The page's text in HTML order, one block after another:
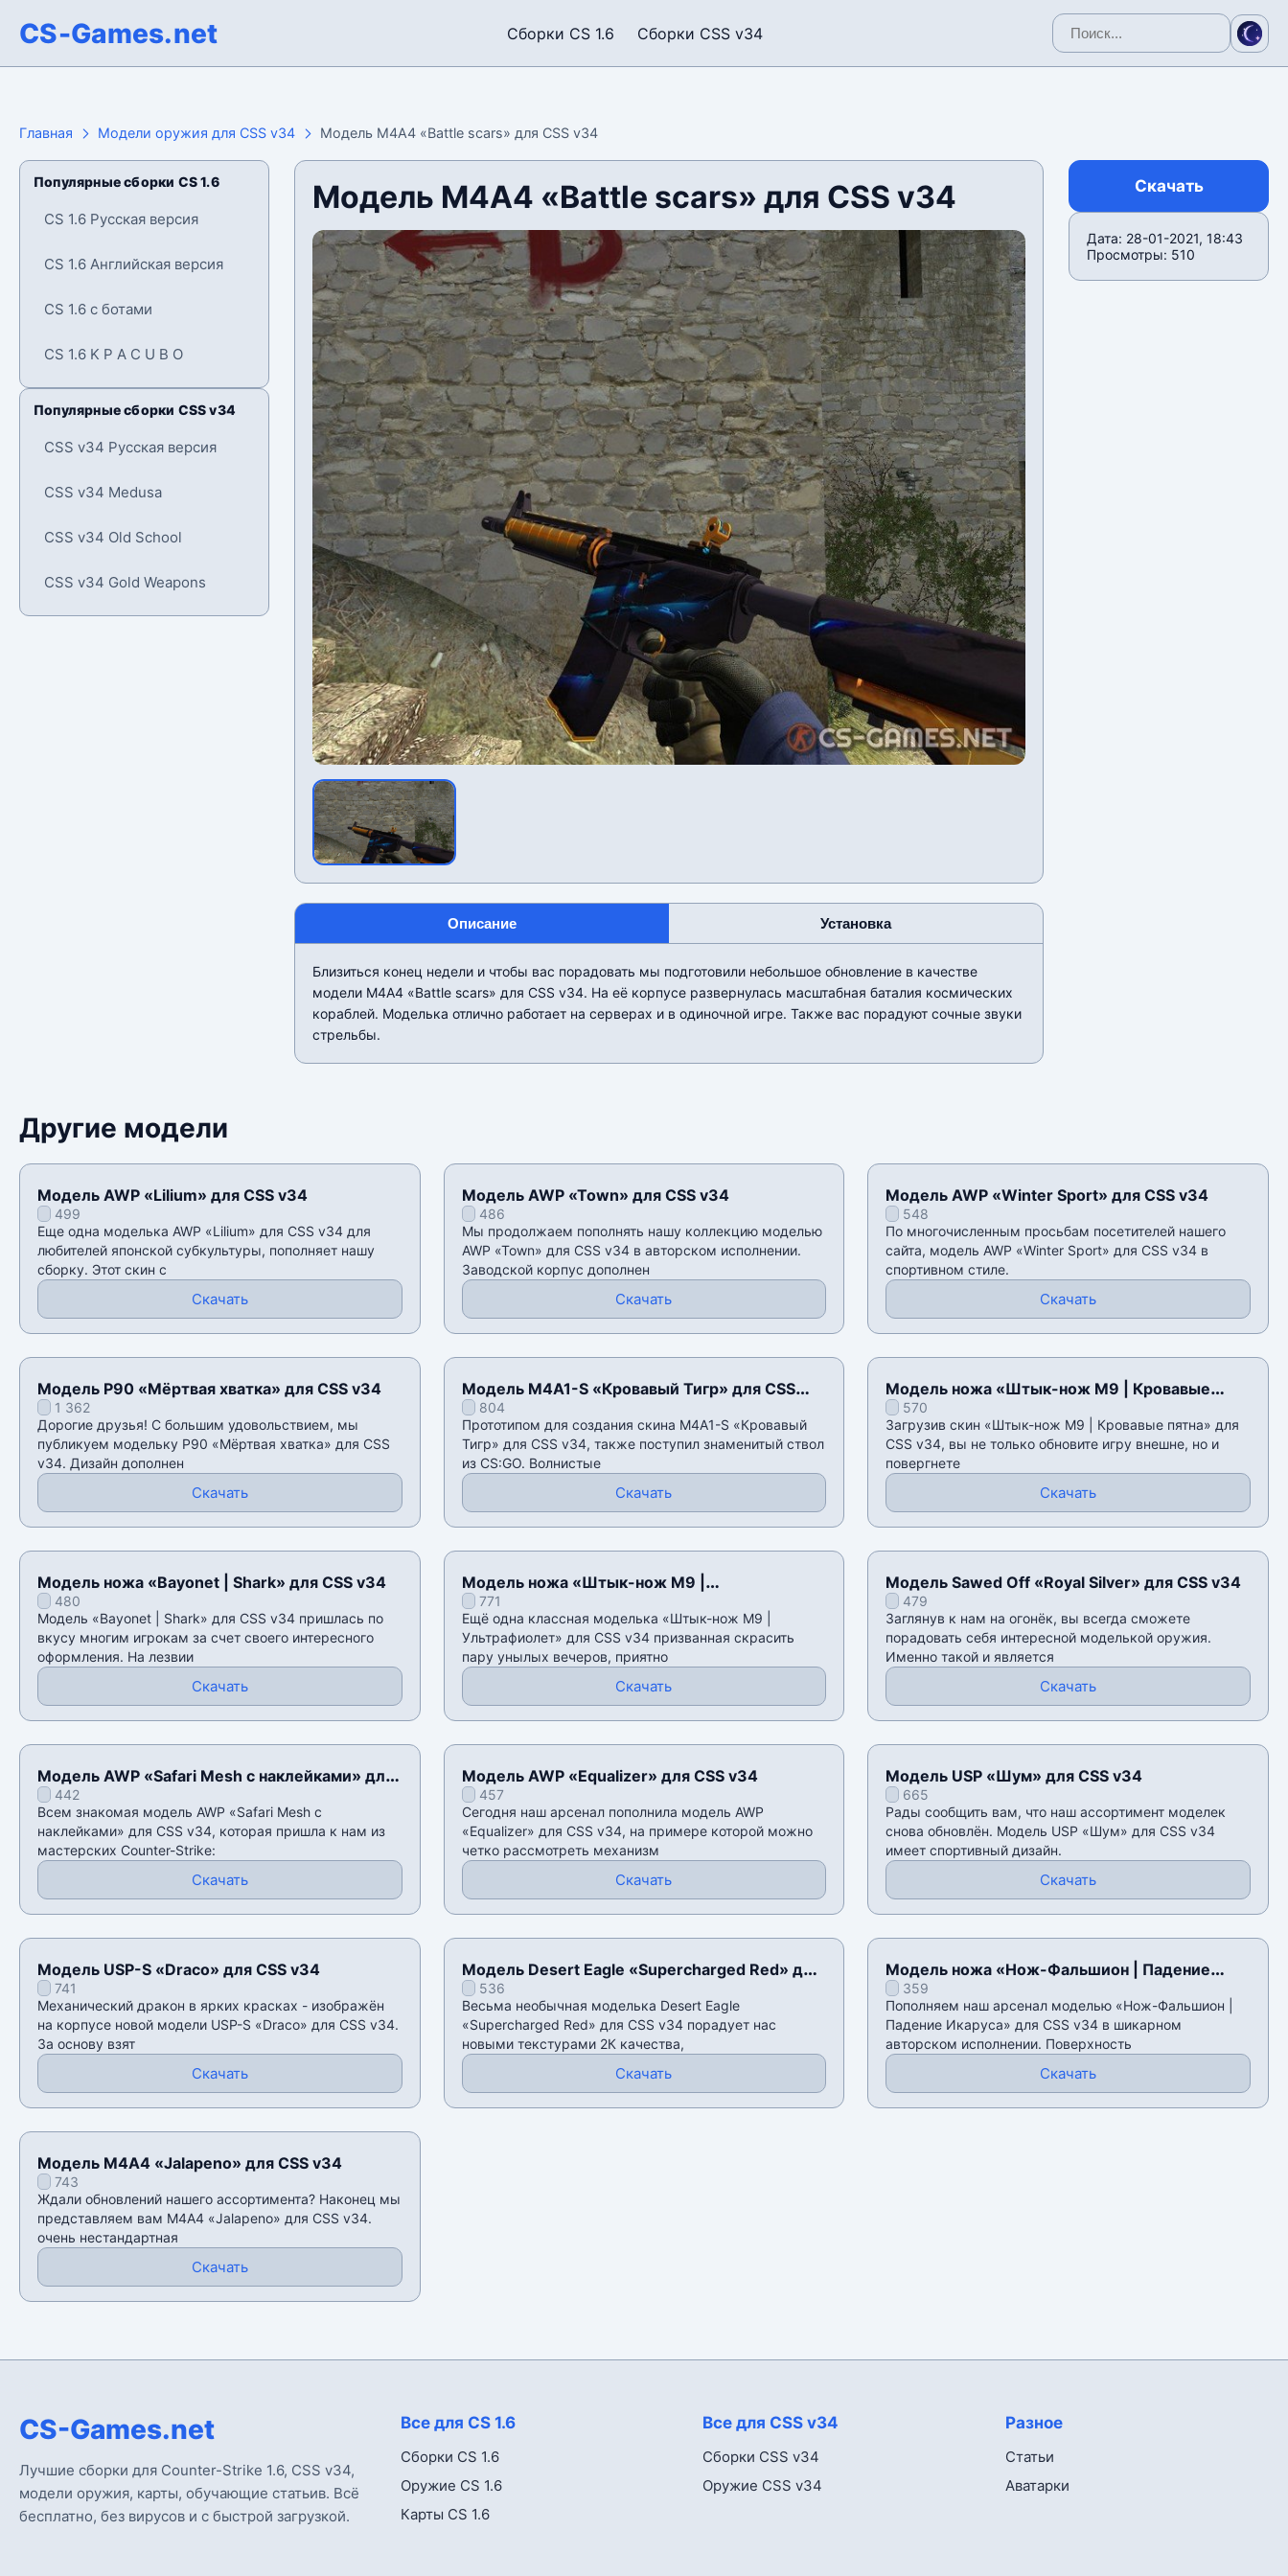
CS-Games.net Сборки CS 1.6 Сборки CSS v34
Главная Модели оружия для CSS v34 Модель М4А4 «Battle scars» для CSS v34
Популярные сборки CS 1.6
CS 1.6 Русская версия
CS 1.6 Английская версия
CS 1.6 с ботами
CS 1.6 K P A C U B O
Популярные сборки CSS v34
CSS v34 Русская версия
CSS v34 Medusa
CSS v34 Old School
CSS v34 Gold Weapons
Модель М4А4 «Battle scars» для CSS v34
Описание Установка
Близиться конец недели и чтобы вас порадовать мы подготовили небольшое обновление в качестве
модели М4А4 «Battle scars» для CSS v34. На её корпусе развернулась масштабная баталия космических
кораблей. Моделька отлично работает на серверах и в одиночной игре. Также вас порадуют сочные звуки
стрельбы.
Скачать
Дата: 28-01-2021, 18:43
Просмотры: 510
Другие модели
Модель AWP «Lilium» для CSS v34
499
Еще одна моделька AWP «Lilium» для CSS v34 для
любителей японской субкультуры, пополняет нашу
сборку. Этот скин с
Скачать
Модель AWP «Town» для CSS v34
486
Мы продолжаем пополнять нашу коллекцию моделью
AWP «Town» для CSS v34 в авторском исполнении.
Заводской корпус дополнен
Скачать
Модель AWP «Winter Sport» для CSS v34
548
По многочисленным просьбам посетителей нашего
сайта, модель AWP «Winter Sport» для CSS v34 в
спортивном стиле.
Скачать
Модель P90 «Мёртвая хватка» для CSS v34
1 362
Дорогие друзья! С большим удовольствием, мы
публикуем модельку P90 «Мёртвая хватка» для CSS
v34. Дизайн дополнен
Скачать
Модель M4A1-S «Кровавый Тигр» для CSS
v34804
Прототипом для создания скина M4A1-S «Кровавый
Тигр» для CSS v34, также поступил знаменитый ствол
из CS:GO. Волнистые
Скачать
Модель ножа «Штык-нож M9 | Кровавые
пятна» для CSS v34
570
Загрузив скин «Штык-нож M9 | Кровавые пятна» для
CSS v34, вы не только обновите игру внешне, но и
повергнете
Скачать
Модель ножа «Bayonet | Shark» для CSS v34
480
Модель «Bayonet | Shark» для CSS v34 пришлась по
вкусу многим игрокам за счет своего интересного
оформления. На лезвии
Скачать
Модель ножа «Штык-нож M9 |
Ультрафиолет» для CSS v34
771
Ещё одна классная моделька «Штык-нож M9 |
Ультрафиолет» для CSS v34 призванная скрасить
пару унылых вечеров, приятно
Скачать
Модель Sawed Off «Royal Silver» для CSS v34
479
Заглянув к нам на огонёк, вы всегда сможете
порадовать себя интересной моделькой оружия.
Именно такой и является
Скачать
Модель AWP «Safari Mesh с наклейками» для
CSS v34
442
Всем знакомая модель AWP «Safari Mesh с
наклейками» для CSS v34, которая пришла к нам из
мастерских Counter-Strike:
Скачать
Модель AWP «Equalizer» для CSS v34
457
Сегодня наш арсенал пополнила модель AWP
«Equalizer» для CSS v34, на примере которой можно
четко рассмотреть механизм
Скачать
Модель USP «Шум» для CSS v34
665
Рады сообщить вам, что наш ассортимент моделек
снова обновлён. Модель USP «Шум» для CSS v34
имеет спортивный дизайн.
Скачать
Модель USP-S «Draco» для CSS v34
741
Механический дракон в ярких красках - изображён
на корпусе новой модели USP-S «Draco» для CSS v34.
За основу взят
Скачать
Модель Desert Eagle «Supercharged Red» для
CSS v34
536
Весьма необычная моделька Desert Eagle
«Supercharged Red» для CSS v34 порадует нас
новыми текстурами 2К качества,
Скачать
Модель ножа «Нож-Фальшион | Падение
Икаруса» для CSS v34
359
Пополняем наш арсенал моделью «Нож-Фальшион |
Падение Икаруса» для CSS v34 в шикарном
авторском исполнении. Поверхность
Скачать
Модель М4А4 «Jalapeno» для CSS v34
743
Ждали обновлений нашего ассортимента? Наконец мы
представляем вам М4А4 «Jalapeno» для CSS v34.
очень нестандартная
Скачать
CS-Games.net
Лучшие сборки для Counter-Strike 1.6, CSS v34,
модели оружия, карты, обучающие статьив. Всё
бесплатно, без вирусов и с быстрой загрузкой.
Все для CS 1.6
Сборки CS 1.6
Оружие CS 1.6
Карты CS 1.6
Все для CSS v34
Сборки CSS v34
Оружие CSS v34
Разное
Статьи
Аватарки